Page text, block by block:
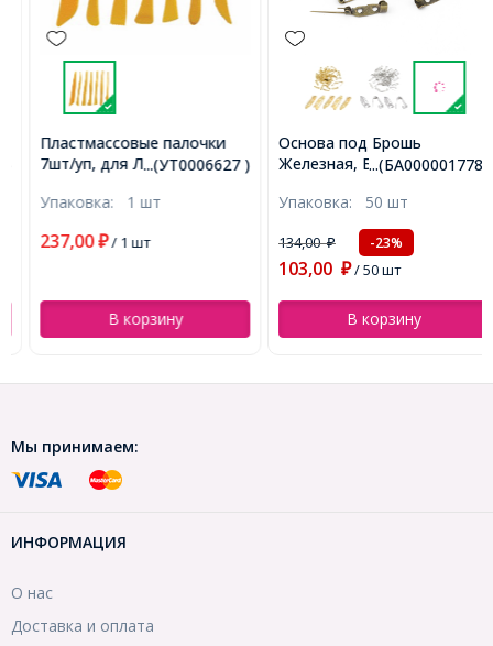
...(УТ0006627 )
Пластмассовые палочки
7шт/уп, для Лепки из
Оранжевые, (УТ0006627)
Упаковка:1 шт
237,00₽/ 1 шт
В корзину
...(БА000001778)
Основа под Брошь
Железная, Булавка, с 2-мя
20х5х5мм, Отверстие 2мм,
(БА000001778)
Упаковка:50 шт
134,00₽ -23%
103,00 ₽ / 50 шт
В корзину
Мы принимаем:
ИНФОРМАЦИЯ
О нас
Доставка и оплата